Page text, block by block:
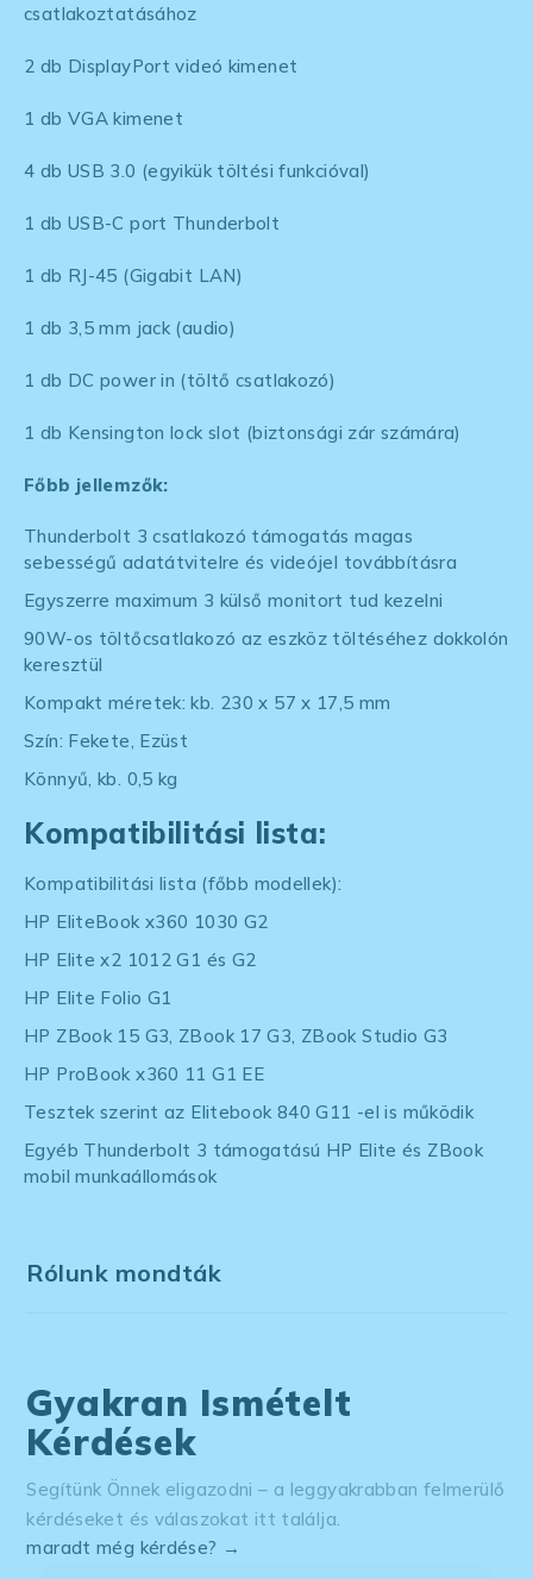
csatlakoztatásához
2 db DisplayPort videó kimenet
1 db VGA kimenet
4 db USB 3.0 (egyikük töltési funkcióval)
1 db USB-C port Thunderbolt
1 db RJ-45 (Gigabit LAN)
1 db 3,5 mm jack (audio)
1 db DC power in (töltő csatlakozó)
1 db Kensington lock slot (biztonsági zár számára)
Főbb jellemzők:
Thunderbolt 3 csatlakozó támogatás magas
sebességű adatátvitelre és videójel továbbításra
Egyszerre maximum 3 külső monitort tud kezelni
90W-os töltőcsatlakozó az eszköz töltéséhez dokkolón
keresztül
Kompakt méretek: kb. 230 x 57 x 17,5 mm
Szín: Fekete, Ezüst
Könnyű, kb. 0,5 kg
Kompatibilitási lista:
Kompatibilitási lista (főbb modellek):
HP EliteBook x360 1030 G2
HP Elite x2 1012 G1 és G2
HP Elite Folio G1
HP ZBook 15 G3, ZBook 17 G3, ZBook Studio G3
HP ProBook x360 11 G1 EE
Tesztek szerint az Elitebook 840 G11 -el is működik
Egyéb Thunderbolt 3 támogatású HP Elite és ZBook
mobil munkaállomások
Rólunk mondták
Gyakran Ismételt
Kérdések
Segítünk Önnek eligazodni – a leggyakrabban felmerülő
kérdéseket és válaszokat itt találja.
maradt még kérdése? →